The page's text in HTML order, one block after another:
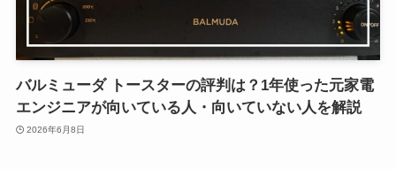
バルミューダ トースターの評判は？1年使った元家電
エンジニアが向いている人・向いていない人を解説
2026年6月8日